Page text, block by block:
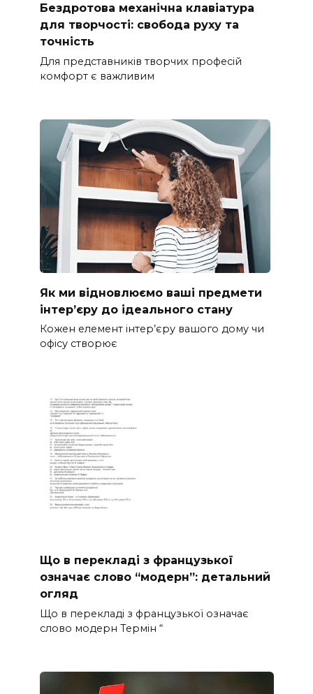
Бездротова механічна клавіатура
для творчості: свобода руху та
точність
Для представників творчих професій
комфорт є важливим
Як ми відновлюємо ваші предмети
інтер’єру до ідеального стану
Кожен елемент інтер’єру вашого дому чи
офісу створює
Що в перекладі з французької
означає слово “модерн”: детальний
огляд
Що в перекладі з французької означає
слово модерн Термін “